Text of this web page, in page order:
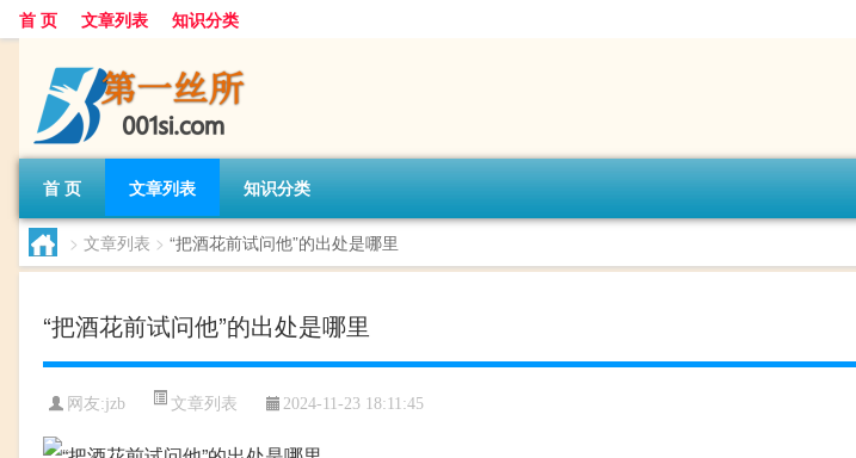
首 页 文章列表 知识分类
首 页 文章列表 知识分类
> 文章列表 > “把酒花前试问他”的出处是哪里
“把酒花前试问他”的出处是哪里
网友:jzb 文章列表 2024-11-23 18:11:45